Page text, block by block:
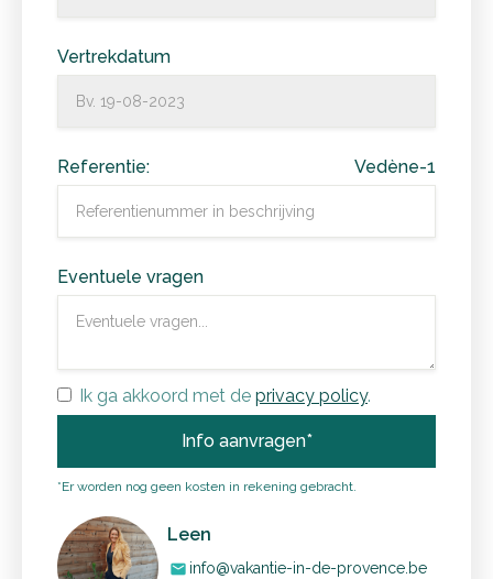
Vertrekdatum
Referentie: Vedène-1
Eventuele vragen
Ik ga akkoord met de privacy policy.
*Er worden nog geen kosten in rekening gebracht.
Leen
mail info@vakantie-in-de-provence.be